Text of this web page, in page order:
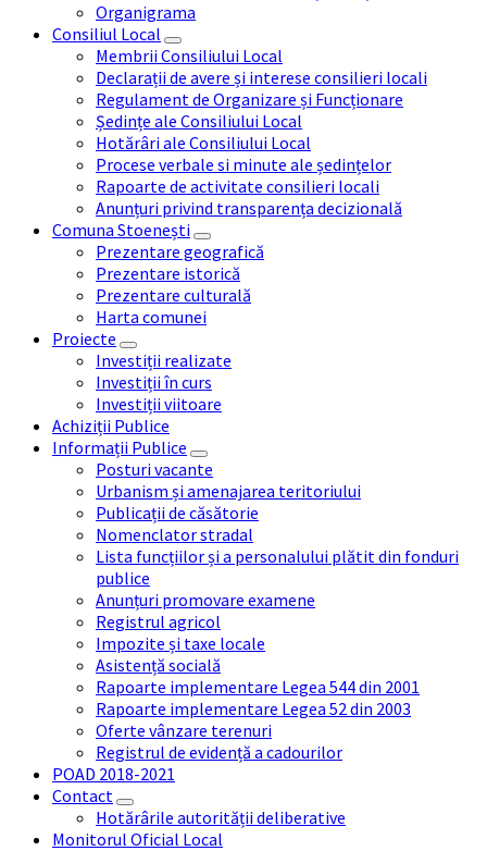
Organigrama
Consiliul Local
Membrii Consiliului Local
Declarații de avere și interese consilieri locali
Regulament de Organizare și Funcționare
Ședințe ale Consiliului Local
Hotărâri ale Consiliului Local
Procese verbale si minute ale ședințelor
Rapoarte de activitate consilieri locali
Anunțuri privind transparența decizională
Comuna Stoenești
Prezentare geografică
Prezentare istorică
Prezentare culturală
Harta comunei
Proiecte
Investiții realizate
Investiții în curs
Investiții viitoare
Achiziții Publice
Informații Publice
Posturi vacante
Urbanism și amenajarea teritoriului
Publicații de căsătorie
Nomenclator stradal
Lista funcțiilor și a personalului plătit din fonduri
publice
Anunțuri promovare examene
Registrul agricol
Impozite și taxe locale
Asistență socială
Rapoarte implementare Legea 544 din 2001
Rapoarte implementare Legea 52 din 2003
Oferte vânzare terenuri
Registrul de evidență a cadourilor
POAD 2018-2021
Contact
Hotărârile autorității deliberative
Monitorul Oficial Local